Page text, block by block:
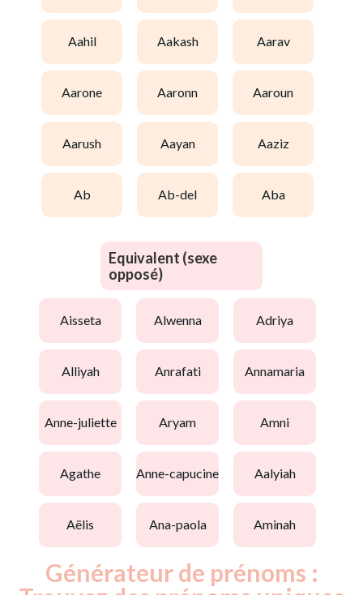
aahil aakash aarav
aarone aaronn aaroun
aarush aayan aaziz
ab ab-del aba
Equivalent (sexe
opposé)
aisseta alwenna adriya
alliyah anrafati annamaria
anne-juliette aryam amni
agathe anne-capucine aalyiah
aëlis ana-paola aminah
Générateur de prénoms :